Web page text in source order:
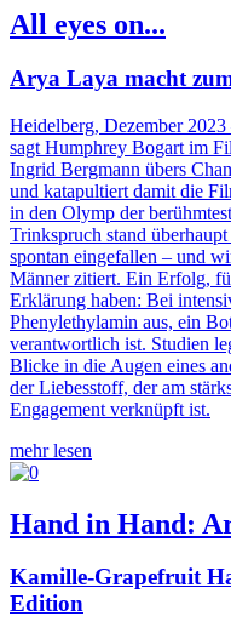
All eyes on...
Arya Laya macht
Heidelberg, Dezember
sagt Humphrey Bogart im
Ingrid Bergmann übers
und katapultiert damit die
in den Olymp der
Trinkspruch stand
spontan eingefallen – und
Männer zitiert. Ein Erfolg,
Erklärung haben: Bei
Phenylethylamin aus, ein
verantwortlich ist. Studien
Blicke in die Augen eines
der Liebesstoff, der am
Engagement verknüpft ist.
mehr lesen
Hand in Hand:
Kamille-Grapefruit
Edition